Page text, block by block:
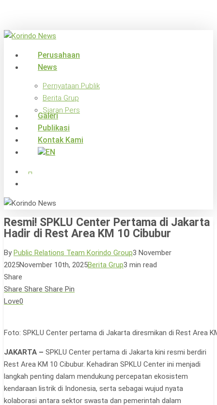
main
search
Menu
Perusahaan
News
Pernyataan Publik
Berita Grup
Siaran Pers
Galeri
Publikasi
Kontak Kami
x-
twitter
facebook
Resmi! SPKLU Center Pertama di Jakarta
Hadir di Rest Area KM 10 Cibubur
By Public Relations Team Korindo Group3 November
2025November 10th, 2025Berita Grup3 min read
Share
Share Share Share Pin
Love0
Foto: SPKLU Center pertama di Jakarta diresmikan di Rest Area
JAKARTA – SPKLU Center pertama di Jakarta kini resmi berdiri
Rest Area KM 10 Cibubur. Kehadiran SPKLU Center ini menjadi
langkah penting dalam mendukung percepatan ekosistem
kendaraan listrik di Indonesia, serta sebagai wujud nyata
kolaborasi antara sektor swasta dan pemerintah dalam